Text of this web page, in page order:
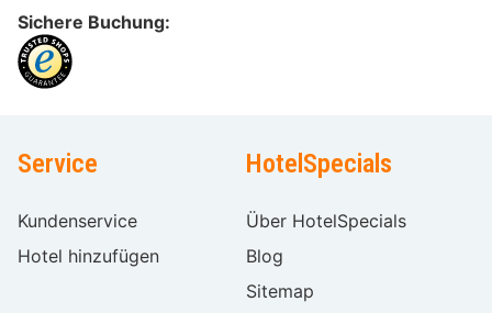
Sichere Buchung:
Service
Kundenservice
Hotel hinzufügen
HotelSpecials
Über HotelSpecials
Blog
Sitemap